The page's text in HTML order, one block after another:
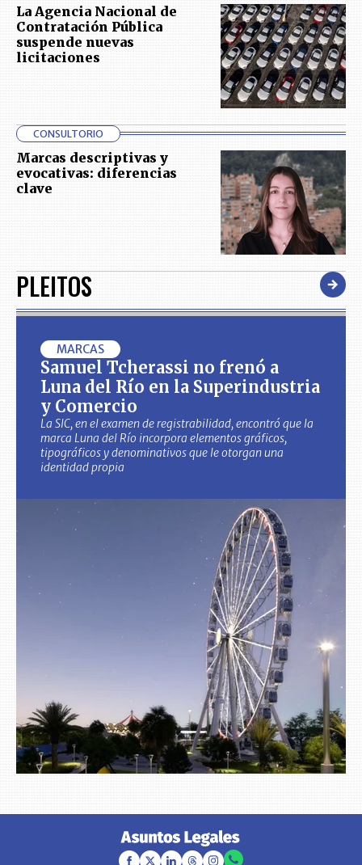
La Agencia Nacional de
Contratación Pública
suspende nuevas
licitaciones
CONSULTORIO
Marcas descriptivas y
evocativas: diferencias
clave
PLEITOS
MARCAS
Samuel Tcherassi no frenó a
Luna del Río en la Superindustria
y Comercio
La SIC, en el examen de registrabilidad, encontró que la
marca Luna del Río incorpora elementos gráficos,
tipográficos y denominativos que le otorgan una
identidad propia